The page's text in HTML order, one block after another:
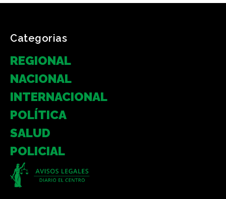
Categorias
REGIONAL
NACIONAL
INTERNACIONAL
POLÍTICA
SALUD
POLICIAL